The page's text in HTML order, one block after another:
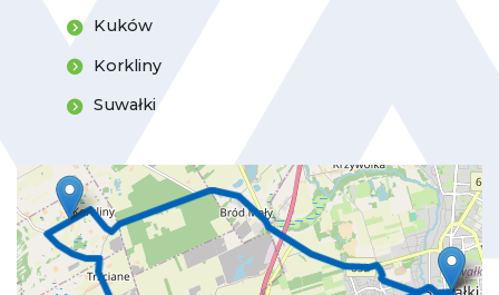
Kuków
Korkliny
Suwałki